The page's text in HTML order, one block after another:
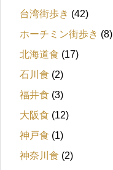
台湾街歩き (42)
ホーチミン街歩き (8)
北海道食 (17)
石川食 (2)
福井食 (3)
大阪食 (12)
神戸食 (1)
神奈川食 (2)